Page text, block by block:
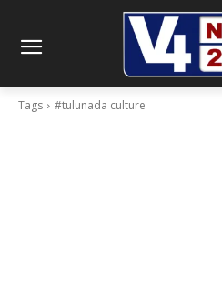
Tags #tulunada culture